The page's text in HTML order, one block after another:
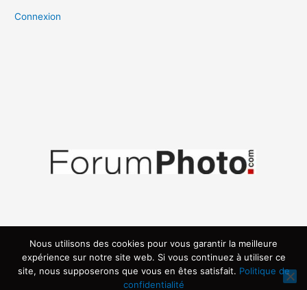
Connexion
Nous utilisons des cookies pour vous garantir la meilleure
expérience sur notre site web. Si vous continuez à utiliser ce
site, nous supposerons que vous en êtes satisfait. Politique de
confidentialité